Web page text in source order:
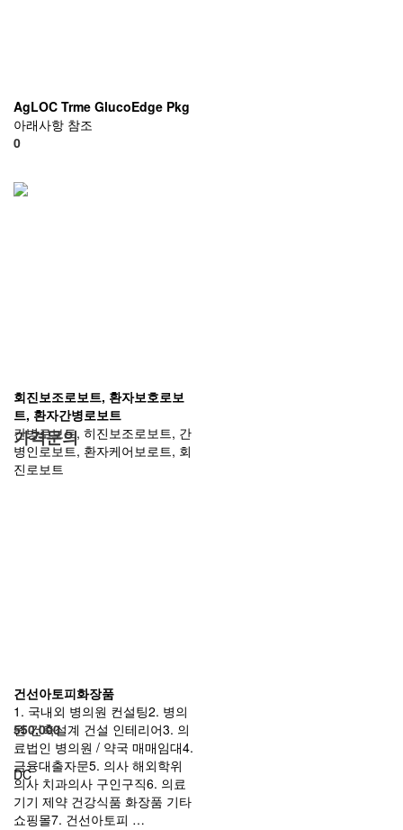
AgLOC Trme GlucoEdge Pkg
아래사항 참조
0
회진보조로보트, 환자보호로보
트, 환자간병로보트
간병로보트, 히진보조로보트, 간
병인로보트, 환자케어보로트, 회
진로보트
가격문의
건선아토피화장품
1. 국내외 병의원 컨설팅2. 병의
원 건축설계 건설 인테리어3. 의
료법인 병의원 / 약국 매매임대4.
금융대출자문5. 의사 해외학위
의사 치과의사 구인구직6. 의료
기기 제약 건강식품 화장품 기타
쇼핑몰7. 건선아토피 …
550,000
DC